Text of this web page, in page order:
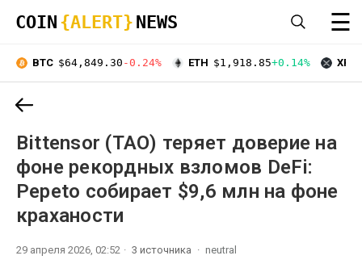
COIN {ALERT} NEWS ☰
BTC $64,849.30 -0.24% ETH $1,918.85+0.14% XRP
Bittensor (TAO) теряет доверие на
фоне рекордных взломов DeFi:
Pepeto собирает $9,6 млн на фоне
краханости
29 апреля 2026, 02:52 3 источника neutral